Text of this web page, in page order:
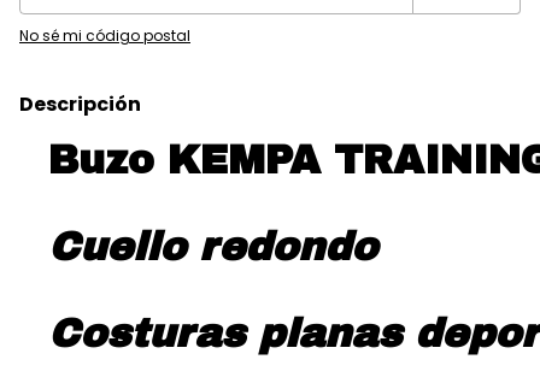
No sé mi código postal
Descripción
Buzo KEMPA
Cuello redondo
Costuras planas